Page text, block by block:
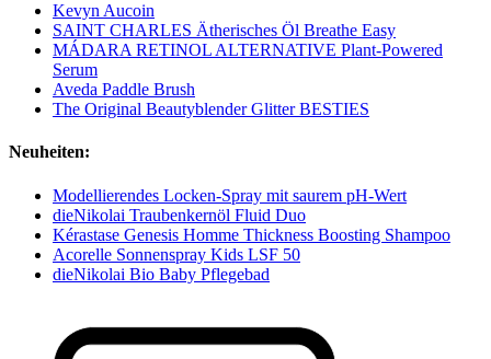
Kevyn Aucoin
SAINT CHARLES Ätherisches Öl Breathe Easy
MÁDARA RETINOL ALTERNATIVE Plant-Powered
Serum
Aveda Paddle Brush
The Original Beautyblender Glitter BESTIES
Neuheiten:
Modellierendes Locken-Spray mit saurem pH-Wert
dieNikolai Traubenkernöl Fluid Duo
Kérastase Genesis Homme Thickness Boosting Shampoo
Acorelle Sonnenspray Kids LSF 50
dieNikolai Bio Baby Pflegebad